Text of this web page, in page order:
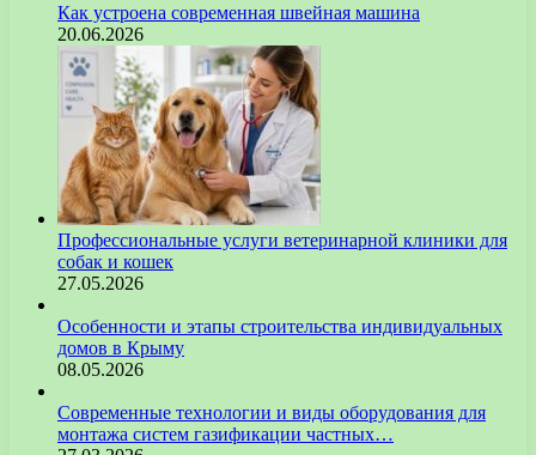
Как устроена современная швейная машина
20.06.2026
Профессиональные услуги ветеринарной клиники для
собак и кошек
27.05.2026
Особенности и этапы строительства индивидуальных
домов в Крыму
08.05.2026
Современные технологии и виды оборудования для
монтажа систем газификации частных…